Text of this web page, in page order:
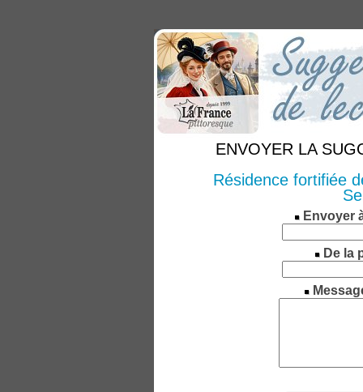
ENVOYER LA
Résidence fortifiée
Envoyer
De la